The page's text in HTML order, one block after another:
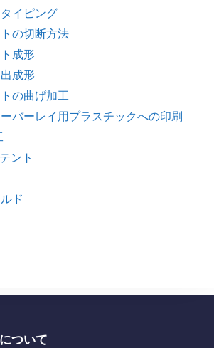
イピング
の切断方法
成形
成形
の曲げ加工
バーレイ用プラスチックへの印刷
ント
ド
ついて